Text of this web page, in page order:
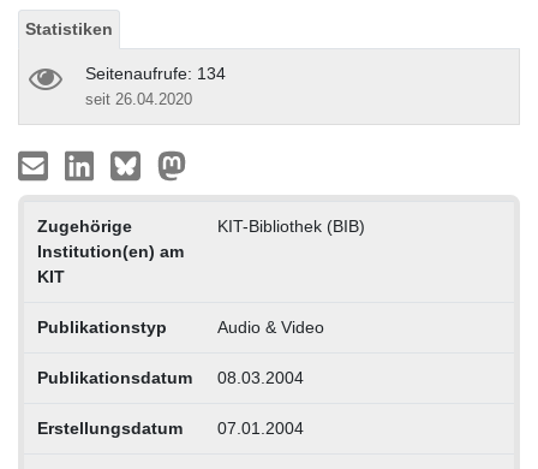
Statistiken
Seitenaufrufe: 134
seit 26.04.2020
Zugehörige
Institution(en) am
KIT
KIT-Bibliothek (BIB)
Publikationstyp Audio & Video
Publikationsdatum 08.03.2004
Erstellungsdatum 07.01.2004